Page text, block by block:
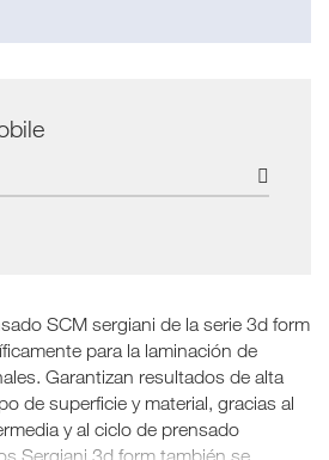
SCM sergiani de la serie 3d form
para la laminación de
Garantizan resultados de alta
de superficie y material, gracias al
y al ciclo de prensado
Sergiani 3d form también se